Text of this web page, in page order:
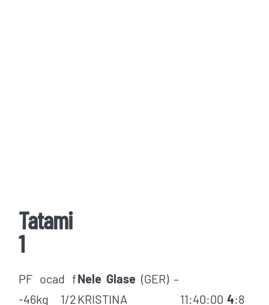
Tatami
1
PF ocad f
-46kg 1/2
Nele Glase (GER) –
KRISTINA
11:40:00 4:8